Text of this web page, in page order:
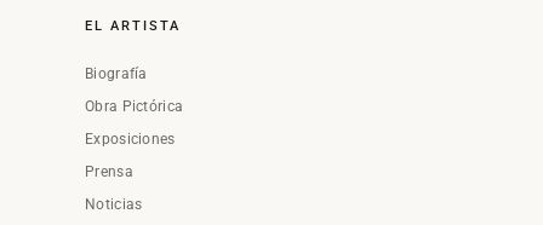
EL ARTISTA
Biografía
Obra Pictórica
Exposiciones
Prensa
Noticias